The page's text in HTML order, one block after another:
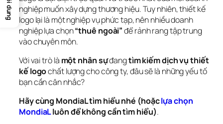
nghiệp muốn xây dựng thương hiệu. Tuy nhiên, thiết kế
logo lại là một nghiệp vụ phức tạp, nên nhiều doanh
nghiệp lựa chọn “thuê ngoài” để rảnh rang tập trung
vào chuyên môn.
Với vai trò là một nhân sự đang tìm kiếm dịch vụ thiết
kế logo chất lượng cho công ty, đâu sẽ là những yếu tố
bạn cần cân nhắc?
Hãy cùng MondiaL tìm hiểu nhé (hoặc lựa chọn
MondiaL luôn để không cần tìm hiểu).
Nội dung